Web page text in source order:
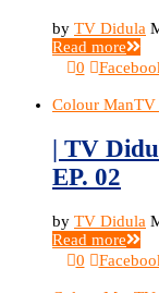
by TV Didula
Read more
0
Colour ManTV
| TV
EP. 02
by TV Didula
Read more
0